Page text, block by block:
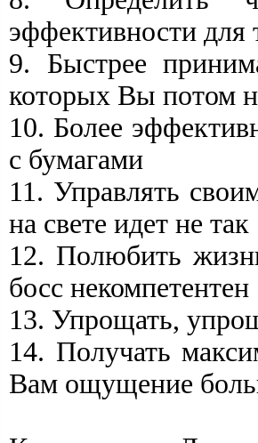
эффективности для
9. Быстрее
которых Вы потом
10. Более
с бумагами
11. Управлять
на свете идет не так
12. Полюбить
босс некомпетентен
13. Упрощать,
14. Получать
Вам ощущение